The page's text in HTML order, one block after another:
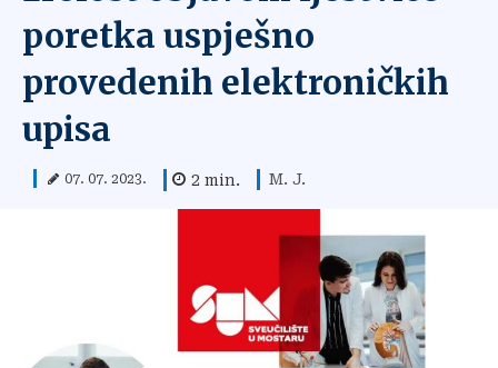
poretka uspješno
provedenih elektroničkih
upisa
07. 07. 2023. 2 min. M. J.